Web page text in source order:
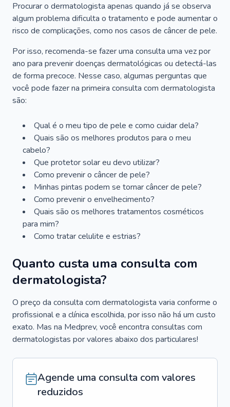
Procurar o dermatologista apenas quando já se observa
algum problema dificulta o tratamento e pode aumentar o
risco de complicações, como nos casos de câncer de pele.
Por isso, recomenda-se fazer uma consulta uma vez por
ano para prevenir doenças dermatológicas ou detectá-las
de forma precoce. Nesse caso, algumas perguntas que
você pode fazer na primeira consulta com dermatologista
são:
Qual é o meu tipo de pele e como cuidar dela?
Quais são os melhores produtos para o meu
cabelo?
Que protetor solar eu devo utilizar?
Como prevenir o câncer de pele?
Minhas pintas podem se tornar câncer de pele?
Como prevenir o envelhecimento?
Quais são os melhores tratamentos cosméticos
para mim?
Como tratar celulite e estrias?
Quanto custa uma consulta com
dermatologista?
O preço da consulta com dermatologista varia conforme o
profissional e a clínica escolhida, por isso não há um custo
exato. Mas na Medprev, você encontra consultas com
dermatologistas por valores abaixo dos particulares!
Agende uma consulta com valores
reduzidos